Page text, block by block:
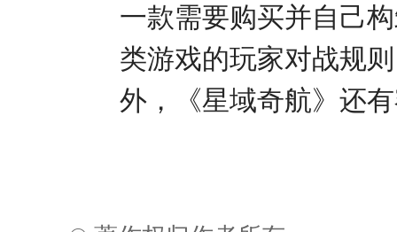
一款需要购买并自己
类游戏的玩家对战规
外，《星域奇航》还